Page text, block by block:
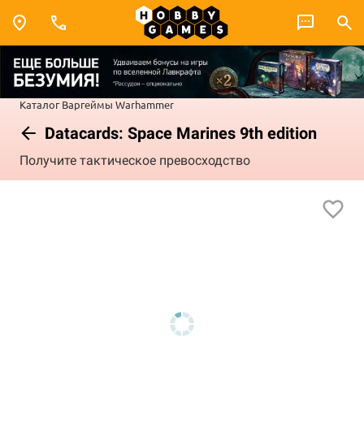
Каталог Варгеймы Warhammer
Datacards: Space Marines 9th edition
Получите тактическое превосходство